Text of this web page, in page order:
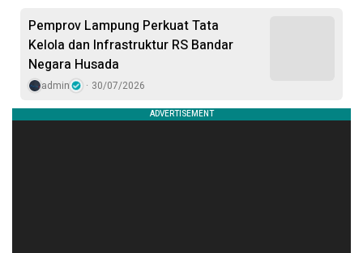
Pemprov Lampung Perkuat Tata
Kelola dan Infrastruktur RS Bandar
Negara Husada
admin 30/07/2026